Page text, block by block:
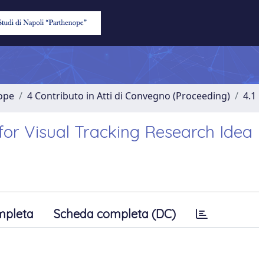
4 Contributo in Atti di Convegno (Proceeding)
Visual Tracking Research Idea
Scheda completa (DC)